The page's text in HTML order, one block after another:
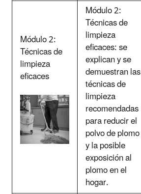
Módulo 2:
Técnicas de
limpieza
eficaces
Módulo 2:
Técnicas de
limpieza
eficaces: se
explican y se
demuestran las
técnicas de
limpieza
recomendadas
para reducir el
polvo de plomo
y la posible
exposición al
plomo en el
hogar.